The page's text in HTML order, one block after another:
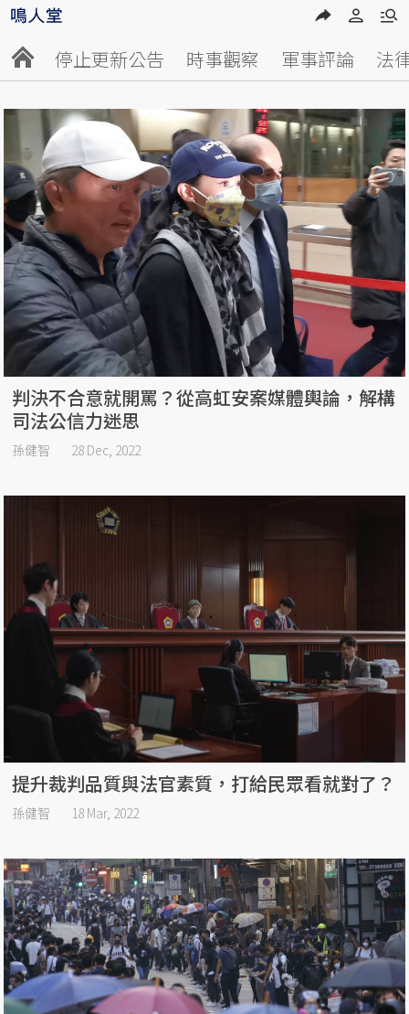
停止更新公告 時事觀察 軍事評論 法
判決不合意就開罵？從高虹安案媒體輿論，解構
司法公信力迷思
孫健智 28 Dec, 2022
提升裁判品質與法官素質，打給民眾看就對了？
孫健智 18 Mar, 2022